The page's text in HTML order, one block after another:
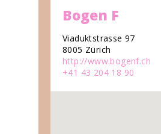
Bogen F
Viaduktstrasse 97
8005 Zürich
http://www.bogenf.ch
+41 43 204 18 90